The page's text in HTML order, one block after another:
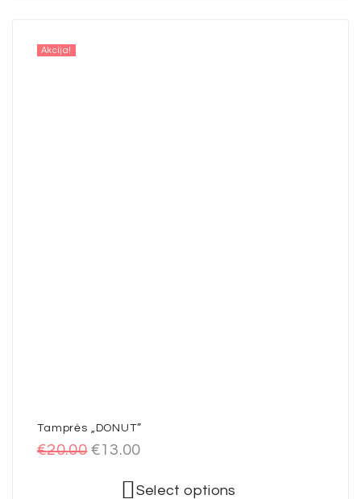
Akcija!
Tamprės „DONUT”
€20.00 €13.00
Select options